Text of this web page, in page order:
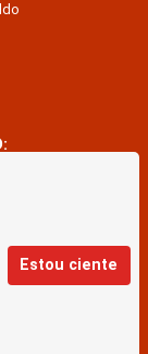
Estou ciente
Creative Commons –